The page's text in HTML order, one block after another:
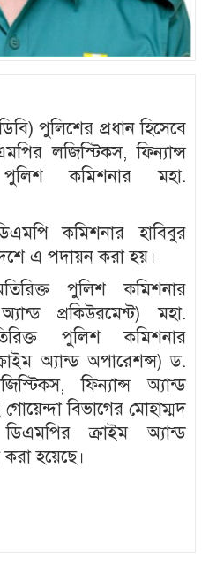
পুলিশের প্রধান হিসেবে
লজিস্টিকস, ফিন্যান্স
পুলিশ কমিশনার মহা.
কমিশনার হাবিবুর
এ পদায়ন করা হয়।
পুলিশ কমিশনার
প্রকিউরমেন্ট) মহা.
পুলিশ কমিশনার
অ্যান্ড অপারেশন্স) ড.
ফিন্যান্স অ্যান্ড
বিভাগের মোহাম্মদ
ক্রাইম অ্যান্ড
হয়েছে।